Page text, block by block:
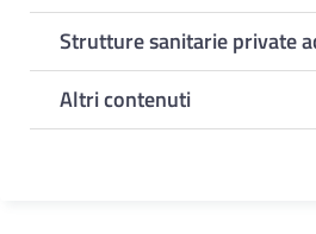
Strutture sanitarie private
Altri contenuti